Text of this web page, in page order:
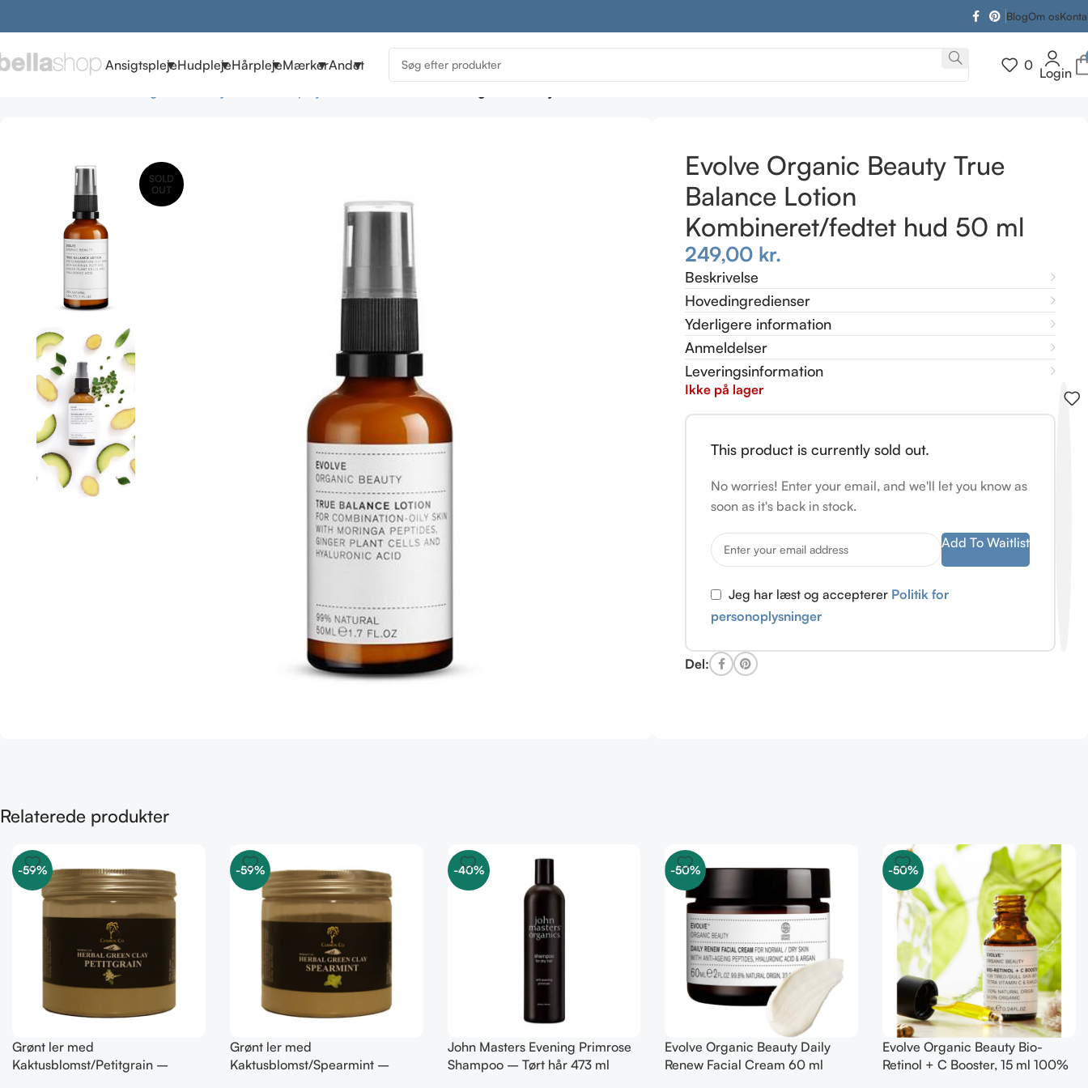
BlogOm os
AnsigtsplejeHudplejeHårplejeMærkerAndet 0 Login
SOLD
OUT
Evolve Organic Beauty True
Balance Lotion
Kombineret/fedtet hud 50 ml
249,00 kr.
Beskrivelse
Hovedingredienser
Yderligere information
Anmeldelser
Leveringsinformation
Ikke på lager
This product is currently sold out.
No worries! Enter your email, and we'll let you know as
soon as it's back in stock.
Add To Waitlist
Jeg har læst og accepterer Politik for
personoplysninger
Del:
Relaterede produkter
-59%
Grønt ler med
Kaktusblomst/Petitgrain –
-59%
Grønt ler med
Kaktusblomst/Spearmint –
-40%
John Masters Evening Primrose
Shampoo – Tørt hår 473 ml
-50%
Evolve Organic Beauty Daily
Renew Facial Cream 60 ml
-50%
Evolve Organic Beauty Bio-
Retinol + C Booster, 15 ml 100%